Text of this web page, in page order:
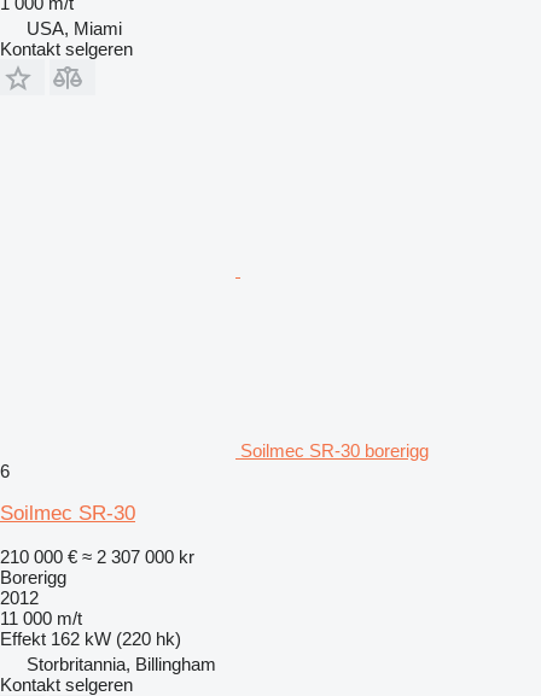
USA, Miami
Kontakt selgeren
Soilmec SR-30 borerigg
6
Soilmec SR-30
210 000 € ≈ 2 307 000 kr
Borerigg
2012
11 000 m/t
Effekt 162 kW (220 hk)
Storbritannia, Billingham
Kontakt selgeren